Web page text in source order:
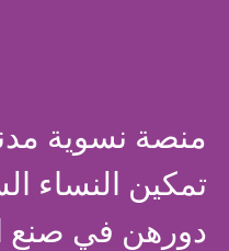
منصة نسوية
تمكين النساء
دورهن في صنع